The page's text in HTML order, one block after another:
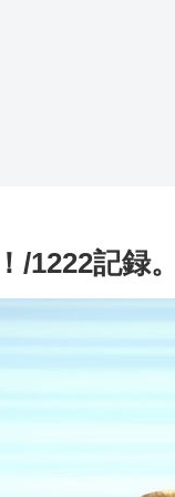
/1222記録